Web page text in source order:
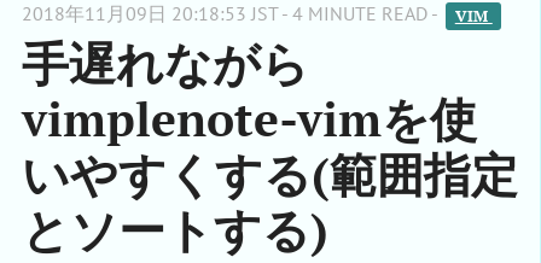
2018年11月09日 20:18:53 JST - 4 MINUTE READ - VIM
手遅れながら
vimplenote-vimを使
いやすくする(範囲指定
とソートする)